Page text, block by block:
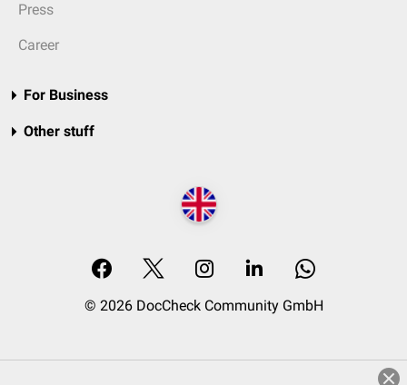
Press
Career
For Business
Other stuff
© 2026 DocCheck Community GmbH